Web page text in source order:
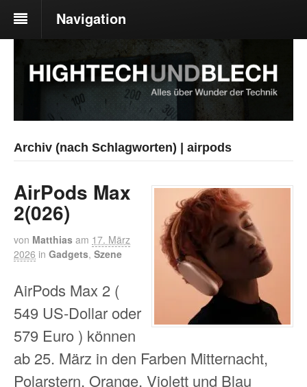
Navigation
Archiv (nach Schlagworten) | airpods
AirPods Max
2(026)
von Matthias am 17. März
2026 in Gadgets, Szene
AirPods Max 2 (
549 US-Dollar oder
579 Euro ) können
ab 25. März in den Farben Mitternacht,
Polarstern, Orange, Violett und Blau